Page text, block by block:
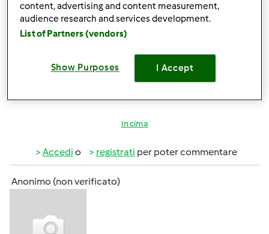
Mer, 07/20/2011 - 21:14
Benvenuti tra noi Elisa e Fabio!
In cima
Accedi o registrati per poter commentare
Anonimo (non verificato)
content, advertising and content measurement,
audience research and services development.
List of Partners (vendors)
Show Purposes I Accept